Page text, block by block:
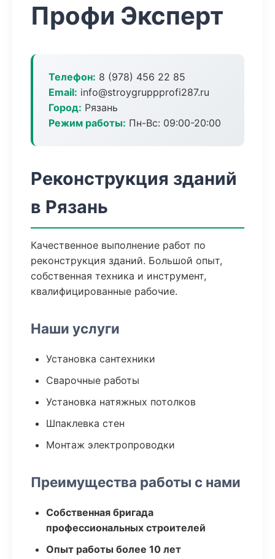
Профи Эксперт
Телефон: 8 (978) 456 22 85
Email: info@stroygruppprofi287.ru
Город: Рязань
Режим работы: Пн-Вс: 09:00-20:00
Реконструкция зданий
в Рязань
Качественное выполнение работ по
реконструкция зданий. Большой опыт,
собственная техника и инструмент,
квалифицированные рабочие.
Наши услуги
Установка сантехники
Сварочные работы
Установка натяжных потолков
Шпаклевка стен
Монтаж электропроводки
Преимущества работы с нами
Собственная бригада
профессиональных строителей
Опыт работы более 10 лет